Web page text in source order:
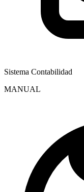
Sistema Contabilidad
MANUAL